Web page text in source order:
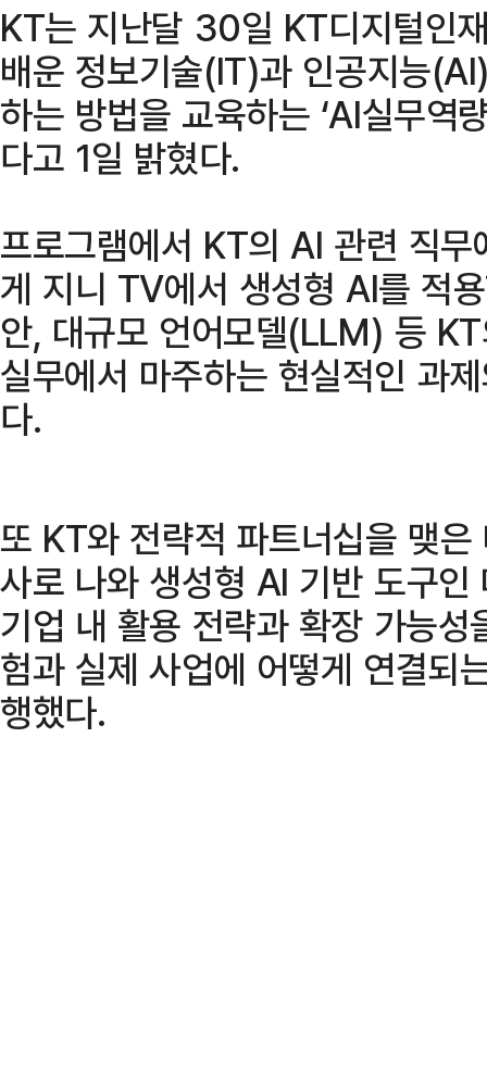
KT는 지난달 30일 KT디지털인
배운 정보기술(IT)과 인공지능
하는 방법을 교육하는 ‘AI실무역
다고 1일 밝혔다.
프로그램에서 KT의 AI 관련 직
게 지니 TV에서 생성형 AI를 적
안, 대규모 언어모델(LLM) 등
실무에서 마주하는 현실적인 과
다.
또 KT와 전략적 파트너십을 맺
사로 나와 생성형 AI 기반 도구인
기업 내 활용 전략과 확장 가능
험과 실제 사업에 어떻게 연결되
행했다.